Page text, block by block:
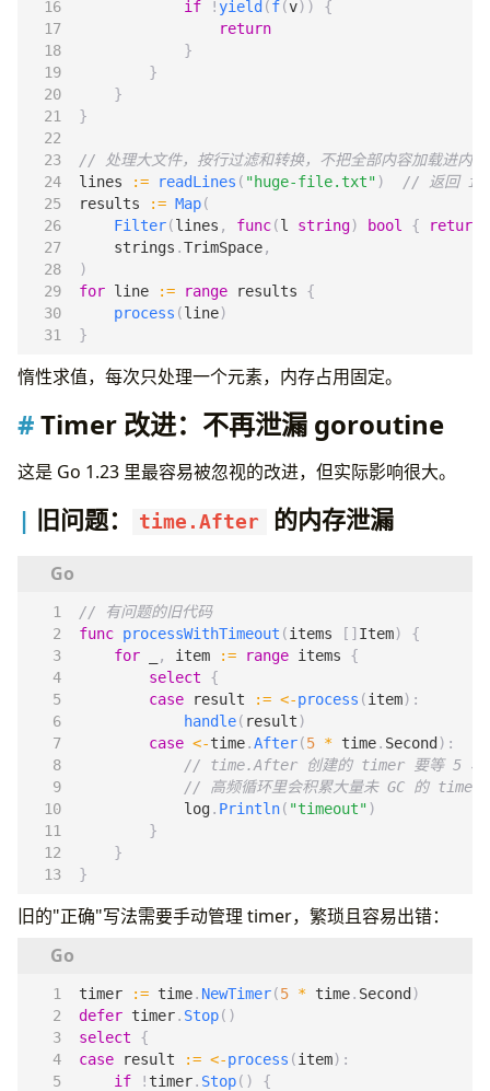
if
! yield (f(v))
{
return
}
}
}
}
// 处理大文件，按行过滤和转换，不把全部内容加载进内存
lines
:= readLines ( "huge-file.txt")
// 返回
results
:= Map(
Filter(lines , func(l string) bool {
return
strings .TrimSpace,
)
for line := range results
{
process (line)
}
惰性求值，每次只处理一个元素，内存占用固定。
Timer 改进：不再泄漏 goroutine
这是 Go 1.23 里最容易被忽视的改进，但实际影响很大。
旧问题： time.After 的内存泄漏
// 有问题的旧代码
func processWithTimeout (items [] Item)
{
for
, item := range items
{
select
{
case
result := <-process (item):
handle( result)
case <-time.After(5 * time. Second ):
// time.After 创建的 timer 要等 5 秒触
// 高频循环里会积累大量未 GC 的 timer
log. Println( "timeout")
}
}
}
旧的"正确"写法需要手动管理 timer，繁琐且容易出错：
timer := time. NewTimer(5 * time. Second )
defer timer. Stop()
select
{
case
result := <-process (item):
if
! timer. Stop()
{